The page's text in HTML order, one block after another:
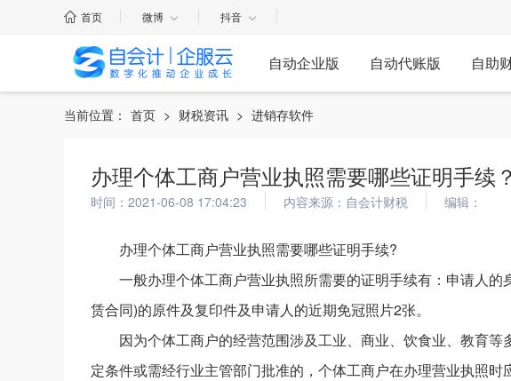
首页 微博 抖音
自动企业版 自动代账版 自助
当前位置： 首页 > 财税资讯 > 进销存软件
办理个体工商户营业执照需要哪些证明手续？
时间：2021-06-08 17:04:23 内容来源：自会计财税 编辑：
办理个体工商户营业执照需要哪些证明手续?
一般办理个体工商户营业执照所需要的证明手续有：申请人
赁合同)的原件及复印件及申请人的近期免冠照片2张。
因为个体工商户的经营范围涉及工业、商业、饮食业、教育
定条件或需经行业主管部门批准的，个体工商户在办理营业执照时